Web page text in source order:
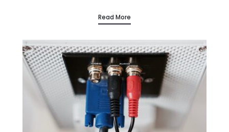
pour…
Read More